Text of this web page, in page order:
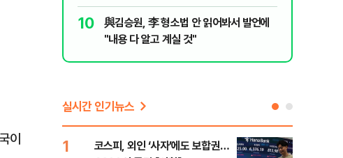
이
장 출입 안됩니
10
與김승원, 李 형소법 안 읽어봐서 발언에
"내용 다 알고 계실 것"
실시간 인기뉴스
1
코스피, 외인 ‘사자’에도 보합권…